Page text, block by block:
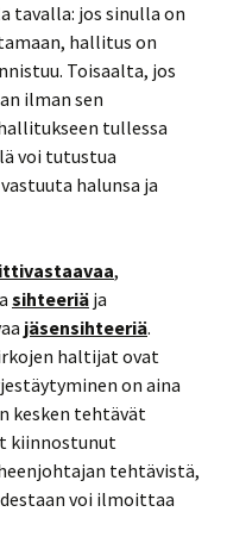
tavalla: jos sinulla on
hallitus on
Toisaalta, jos
ilman sen
tullessa
voi tutustua
halunsa ja
aa,
sihteeriä ja
jäsensihteeriä.
haltijat ovat
on aina
kesken tehtävät
kiinnostunut
tehtävistä,
voi ilmoittaa